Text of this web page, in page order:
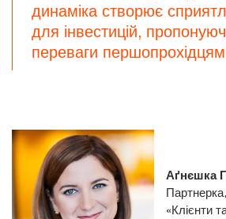
динаміка створює
для інвестицій,
переваги
Аґнєшка
«Клієнти